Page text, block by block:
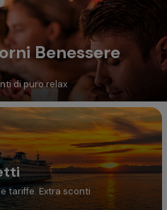
Benessere
di puro relax
tariffe. Extra sconti